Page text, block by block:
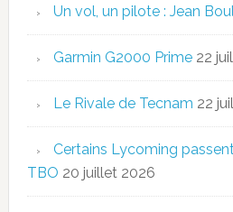
Un vol, un pilote : Jean
Garmin G2000 Prime 22
Le Rivale de Tecnam 22
Certains Lycoming
TBO 20 juillet 2026